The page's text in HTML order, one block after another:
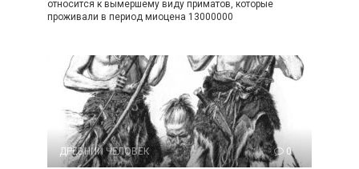
относится к вымершему виду приматов, которые
проживали в период миоцена 13000000
ДРЕВНИЙ ЧЕЛОВЕК 0